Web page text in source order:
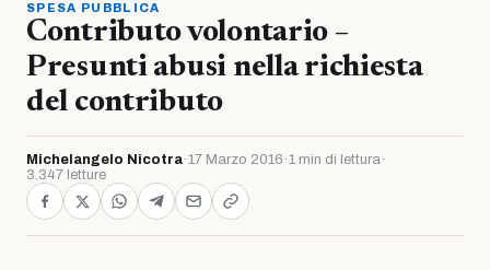
SPESA PUBBLICA
Contributo volontario –
Presunti abusi nella richiesta
del contributo
Michelangelo Nicotra·17 Marzo 2016 ·1 min di lettura·
3.347 letture